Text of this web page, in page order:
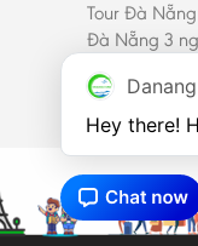
Tour Đà
Đà Nẵng 3
Hey there!